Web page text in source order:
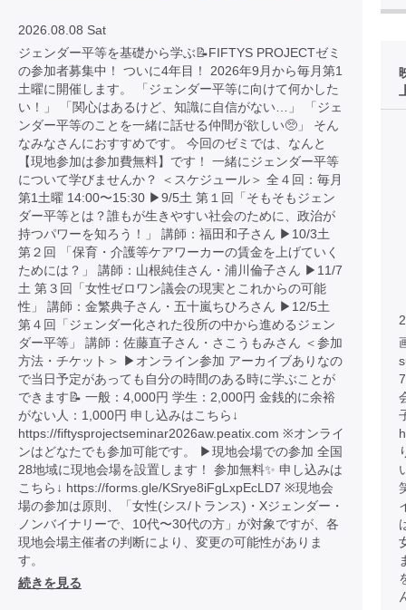
2026.08.08 Sat
ジェンダー平等を基礎から学ぶ📝FIFTYS PROJECTゼミ
の参加者募集中！ ついに4年目！ 2026年9月から毎月第1
土曜に開催します。 「ジェンダー平等に向けて何かした
い！」 「関心はあるけど、知識に自信がない…」 「ジェ
ンダー平等のことを一緒に話せる仲間が欲しい🥺」 そん
なみなさんにおすすめです。 今回のゼミでは、なんと
【現地参加は参加費無料】です！ 一緒にジェンダー平等
について学びませんか？ ＜スケジュール＞ 全４回：毎月
第1土曜 14:00〜15:30 ▶︎9/5土 第１回「そもそもジェン
ダー平等とは？誰もが生きやすい社会のために、政治が
持つパワーを知ろう！」 講師：福田和子さん ▶︎10/3土
第２回 「保育・介護等ケアワーカーの賃金を上げていく
ためには？」 講師：山根純佳さん・浦川倫子さん ▶︎11/7
土 第３回「女性ゼロワン議会の現実とこれからの可能
性」 講師：金繁典子さん・五十嵐ちひろさん ▶︎12/5土
第４回「ジェンダー化された役所の中から進めるジェン
ダー平等」 講師：佐藤直子さん・さこうもみさん ＜参加
方法・チケット＞ ▶︎オンライン参加 アーカイブありなの
で当日予定があっても自分の時間のある時に学ぶことが
できます📝 一般：4,000円 学生：2,000円 金銭的に余裕
がない人：1,000円 申し込みはこちら↓
https://fiftysprojectseminar2026aw.peatix.com ※オンライ
ンはどなたでも参加可能です。 ▶︎現地会場での参加 全国
28地域に現地会場を設置します！ 参加無料✨ 申し込みは
こちら↓ https://forms.gle/KSrye8iFgLxpEcLD7 ※現地会
場の参加は原則、「女性(シス/トランス)・Xジェンダー・
ノンバイナリーで、10代〜30代の方」が対象ですが、各
現地会場主催者の判断により、変更の可能性がありま
す。
続きを見る